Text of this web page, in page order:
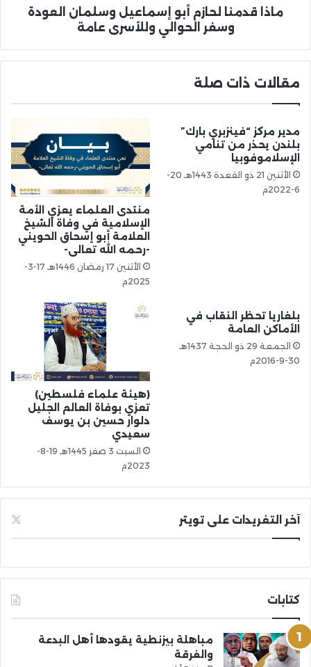
ماذا قدمنا لحازم أبو إسماعيل وسلمان العودة
وسفر الحوالي وللأسرى عامة
مقالات ذات صلة
مدير مركز “فينزبري بارك”
بلندن يحذر من تنامي
الإسلاموفوبيا
الأثنين 21 ذو القعدة 1443هـ 20-
6-2022م
منتدى العلماء يعزي الأمة
الإسلامية في وفاة الشيخ
العلامة أبو إسحاق الحويني
-رحمه الله تعالى-
الأثنين 17 رمضان 1446هـ 17-3-
2025م
بلغاريا تحظر النقاب في
الأماكن العامة
الجمعة 29 ذو الحجة 1437هـ
30-9-2016م
(هيئة علماء فلسطين)
تعزي بوفاة العالم الجليل
دلوار حسين بن يوسف
سعيدي
السبت 3 صفر 1445هـ 19-8-
2023م
آخر التغريدات على تويتر
كتابات
مباهلة بيزنطية يقودها أهل البدعة
والفرقة